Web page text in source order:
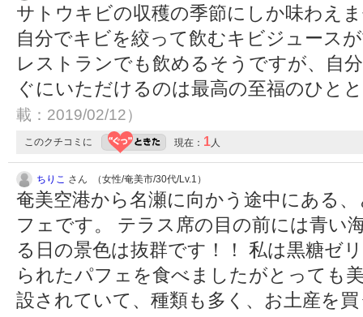
サトウキビの収穫の季節にしか味わえ
自分でキビを絞って飲むキビジュース
レストランでも飲めるそうですが、自
ぐにいただけるのは最高の至福のひと
載：2019/02/12）
このクチコミに 現在： 1人
ちりこ さん （女性/奄美市/30代/Lv.1）
奄美空港から名瀬に向かう途中にある
フェです。 テラス席の目の前には青い
る日の景色は抜群です！！ 私は黒糖ゼ
られたパフェを食べましたがとっても
設されていて、種類も多く、お土産を